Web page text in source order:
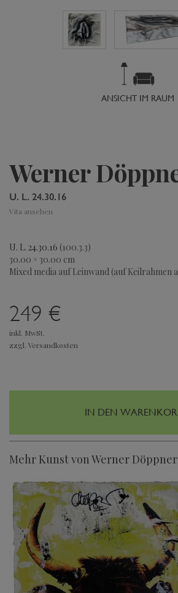
ANSICHT IM RAUM
Werner
U. L. 24.30.16
Vita ansehen
U. L. 24.30.16 (100.3.3)
30.00 × 30.00 cm
Mixed media auf Leinwand (auf Keilrahmen
249 €
inkl. MwSt.
zzgl. Versandkosten
IN DEN
Mehr Kunst von Werner Döppner